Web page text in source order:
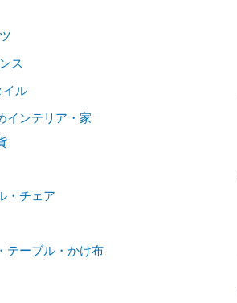
ス
イル
インテリア・家
・チェア
テーブル・かけ布